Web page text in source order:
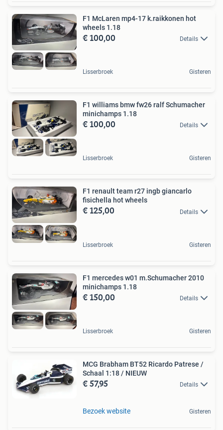
F1 McLaren mp4-17 k.raikkonen hot
wheels 1.18
€ 100,00 Details
Lisserbroek Gisteren
F1 williams bmw fw26 ralf Schumacher
minichamps 1.18
€ 100,00 Details
Lisserbroek Gisteren
F1 renault team r27 ingb giancarlo
fisichella hot wheels
€ 125,00 Details
Lisserbroek Gisteren
F1 mercedes w01 m.Schumacher 2010
minichamps 1.18
€ 150,00 Details
Lisserbroek Gisteren
MCG Brabham BT52 Ricardo Patrese /
Schaal 1:18 / NIEUW
€ 57,95 Details
Bezoek website Gisteren